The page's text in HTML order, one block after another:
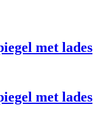
met lades
met lades